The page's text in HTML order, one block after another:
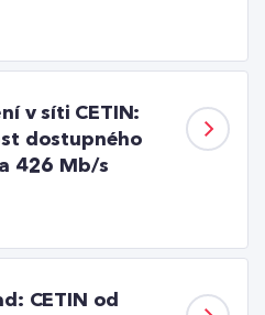
v síti CETIN:
dostupného
426 Mb/s
CETIN od